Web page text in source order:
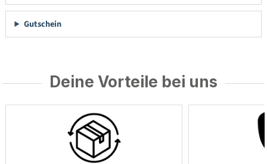
Gutschein
Deine Vorteile bei uns